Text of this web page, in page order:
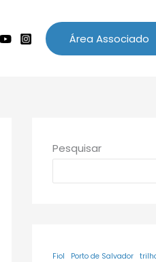
Área Associado
Pesquisar
Fiol Porto de Salvador